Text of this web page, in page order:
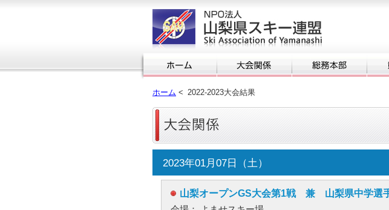
ホーム < 2022-2023大会結果
2023年01月07日（土）
山梨オープンGS大会第1戦 兼 山梨県中学選